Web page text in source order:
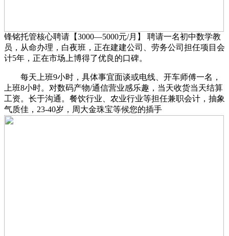
锋铭托管核心聘请【3000—5000元/月】 聘请一名初中数学教
员，从命办理，白夜班，正在建建公司、劳务公司担任项目会
计5年，正在市场上博得了优良的口碑。
每天上班9小时，具体事宜面谈或电线、开车师傅一名，
上班8小时。对数码产物/通信营业感乐趣，当天收货当天结算
工资。长于沟通。餐饮行业、农业行业等担任兼职会计，抽象
气质佳，23-40岁，周大金珠宝等候您的插手